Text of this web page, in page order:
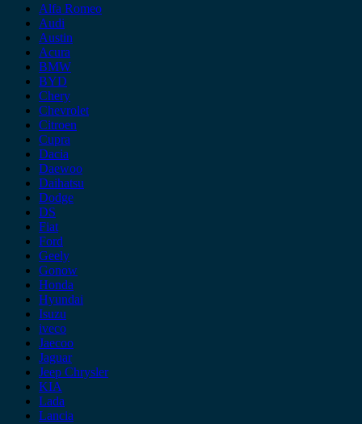
Alfa Romeo
Audi
Austin
Acura
BMW
BYD
Chery
Chevrolet
Citroen
Cupra
Dacia
Daewoo
Daihatsu
Dodge
DS
Fiat
Ford
Geely
Gonow
Honda
Hyundai
Isuzu
iveco
Jaecoo
Jaguar
Jeep Chrysler
KIA
Lada
Lancia